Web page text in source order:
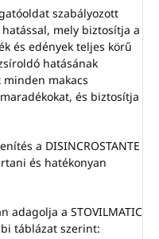
szabályozott
mely biztosítja a
és edények teljes körű
hatásának
makacs
és biztosítja
a DISINCROSTANTE
és hatékonyan
adagolja a STOVILMATIC
táblázat szerint: